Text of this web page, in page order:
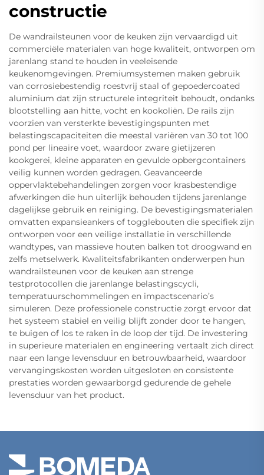
constructie
De wandrailsteunen voor de keuken zijn vervaardigd uit
commerciële materialen van hoge kwaliteit, ontworpen om
jarenlang stand te houden in veeleisende
keukenomgevingen. Premiumsystemen maken gebruik
van corrosiebestendig roestvrij staal of gepoedercoated
aluminium dat zijn structurele integriteit behoudt, ondanks
blootstelling aan hitte, vocht en kookoliën. De rails zijn
voorzien van versterkte bevestigingspunten met
belastingscapaciteiten die meestal variëren van 30 tot 100
pond per lineaire voet, waardoor zware gietijzeren
kookgerei, kleine apparaten en gevulde opbergcontainers
veilig kunnen worden gedragen. Geavanceerde
oppervlaktebehandelingen zorgen voor krasbestendige
afwerkingen die hun uiterlijk behouden tijdens jarenlange
dagelijkse gebruik en reiniging. De bevestigingsmaterialen
omvatten expansieankers of togglebouten die specifiek zijn
ontworpen voor een veilige installatie in verschillende
wandtypes, van massieve houten balken tot droogwand en
zelfs metselwerk. Kwaliteitsfabrikanten onderwerpen hun
wandrailsteunen voor de keuken aan strenge
testprotocollen die jarenlange belastingscycli,
temperatuurschommelingen en impactscenario’s
simuleren. Deze professionele constructie zorgt ervoor dat
het systeem stabiel en veilig blijft zonder door te hangen,
te buigen of los te raken in de loop der tijd. De investering
in superieure materialen en engineering vertaalt zich direct
naar een lange levensduur en betrouwbaarheid, waardoor
vervangingskosten worden uitgesloten en consistente
prestaties worden gewaarborgd gedurende de gehele
levensduur van het product.